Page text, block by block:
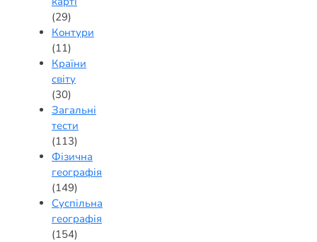
(29)
Контури
(11)
Країни
світу
(30)
Загальні
тести
(113)
Фізична
географія
(149)
Суспільна
географія
(154)